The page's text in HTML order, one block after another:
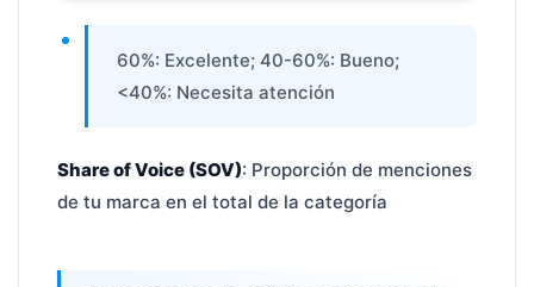
60%: Excelente; 40-60%: Bueno;
<40%: Necesita atención
Share of Voice (SOV): Proporción de menciones
de tu marca en el total de la categoría